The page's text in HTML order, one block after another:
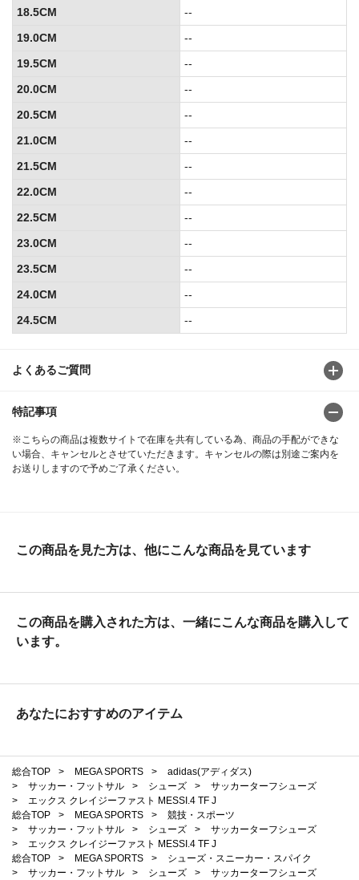
よくあるご質問
特記事項
※こちらの商品は複数サイトで在庫を共有している為、商品の手配ができな
い場合、キャンセルとさせていただきます。キャンセルの際は別途ご案内を
お送りしますので予めご了承ください。
18.5CM
--
19.0CM
--
19.5CM
--
20.0CM
--
20.5CM
--
21.0CM
--
21.5CM
--
22.0CM
--
22.5CM
--
23.0CM
--
23.5CM
--
24.0CM
--
24.5CM
--
この商品を見た方は、他にこんな商品を見ています
この商品を購入された方は、一緒にこんな商品を購入して
います。
あなたにおすすめのアイテム
総合TOP > MEGA SPORTS >
adidas(アディダス)
>
サッカー・フットサル > シューズ >
サッカーターフシューズ
>
エックス クレイジーファスト MESSI.4 TF J
総合TOP
> MEGA SPORTS >
競技・スポーツ
>
サッカー・フットサル > シューズ >
サッカーターフシューズ
>
エックス クレイジーファスト MESSI.4 TF J
総合TOP
> MEGA SPORTS >
シューズ・スニーカー・スパイク
>
サッカー・フットサル > シューズ >
サッカーターフシューズ